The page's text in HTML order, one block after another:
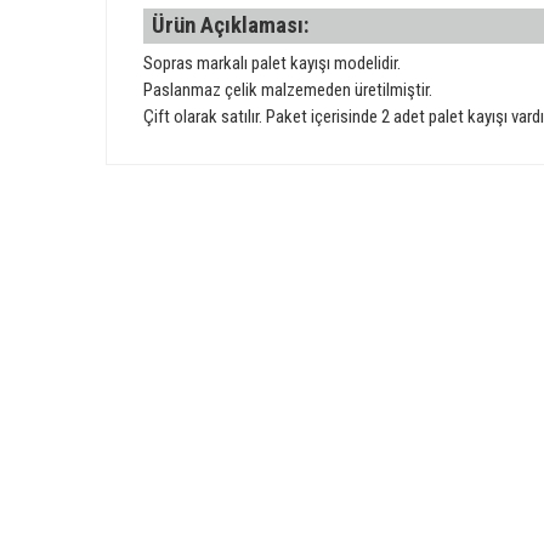
Ürün Açıklaması:
Sopras markalı palet kayışı modelidir.
Paslanmaz çelik malzemeden üretilmiştir.
Çift olarak satılır. Paket içerisinde 2 adet palet kayışı